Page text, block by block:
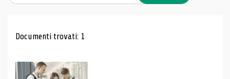
Risultati di ricerca
Documenti trovati: 1